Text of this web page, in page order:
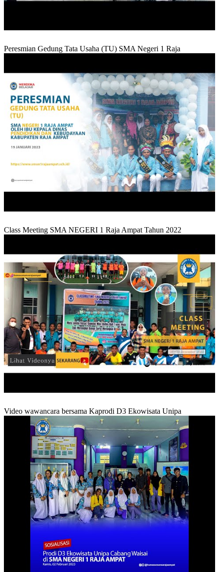
Peresmian Gedung Tata Usaha (TU) SMA Negeri 1 Raja
Class Meeting SMA NEGERI 1 Raja Ampat Tahun 2022
Video wawancara bersama Kaprodi D3 Ekowisata Unipa